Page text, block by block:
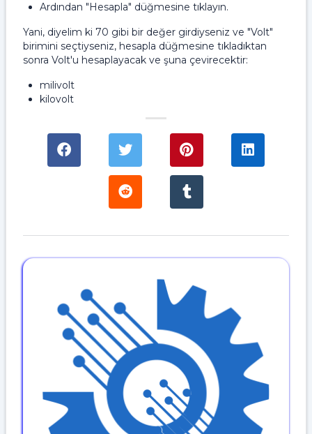
Ardından "Hesapla" düğmesine tıklayın.
Yani, diyelim ki 70 gibi bir değer girdiyseniz ve "Volt"
birimini seçtiyseniz, hesapla düğmesine tıkladıktan
sonra Volt'u hesaplayacak ve şuna çevirecektir:
milivolt
kilovolt